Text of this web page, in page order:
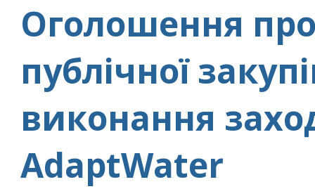
Оголошення
публічної
виконання
AdaptWater